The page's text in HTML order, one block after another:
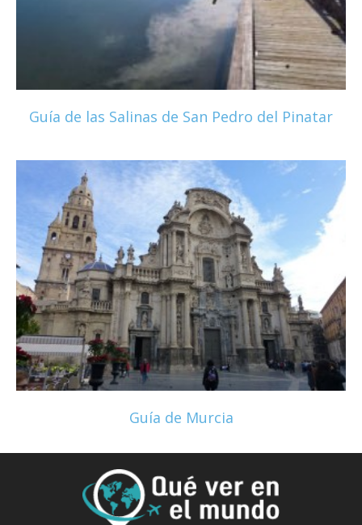
Guía de las Salinas de San Pedro del Pinatar
Guía de Murcia